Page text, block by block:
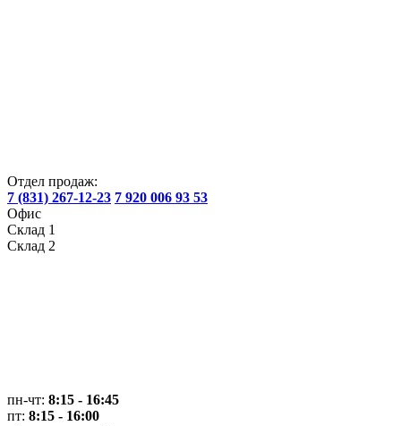
Отдел продаж:
7 (831) 267-12-23 7 920 006 93 53
Офис
Склад 1
Склад 2
пн-чт: 8:15 - 16:45
пт: 8:15 - 16:00